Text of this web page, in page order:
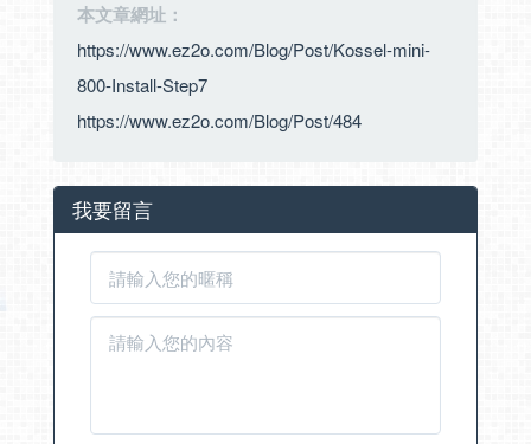
本文章網址：
https://www.ez2o.com/Blog/Post/Kossel-mini-
800-Install-Step7
https://www.ez2o.com/Blog/Post/484
我要留言